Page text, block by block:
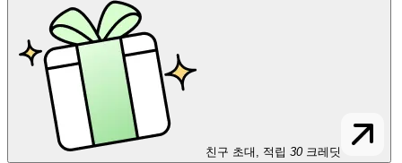
친구 초대, 적립 30 크레딧